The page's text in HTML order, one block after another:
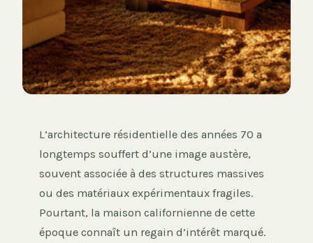
L’architecture résidentielle des années 70 a
longtemps souffert d’une image austère,
souvent associée à des structures massives
ou des matériaux expérimentaux fragiles.
Pourtant, la maison californienne de cette
époque connaît un regain d’intérêt marqué.